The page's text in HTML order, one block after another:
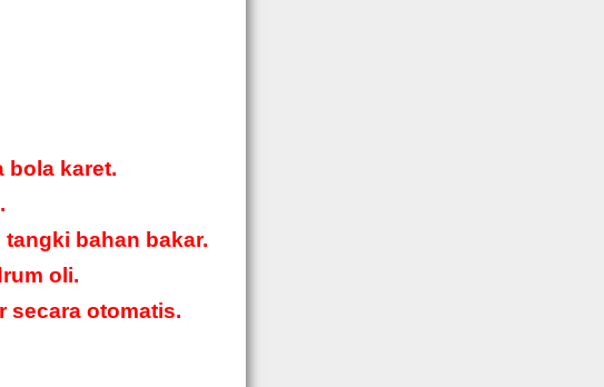
bola karet.
bahan bakar.
oli.
secara otomatis.